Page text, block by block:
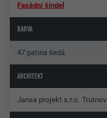
Fasádní šindel
BARVA
47 patina šedá
ARCHITEKT
Jansa projekt s.r.o. Trutnov